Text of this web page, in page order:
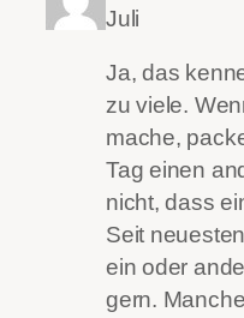
Juli
Ja, das
zu viele.
mache,
Tag einen
nicht, dass
Seit
ein oder
gern.